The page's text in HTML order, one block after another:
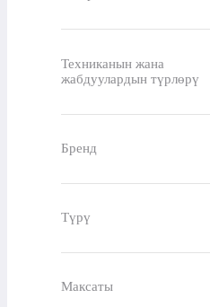
Техниканын жана
жабдуулардын түрлөрү
Бренд
Түрү
Максаты